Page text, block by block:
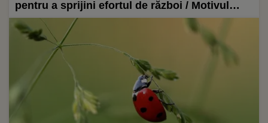
pentru a sprijini efortul de război / Motivul
pentru care fermierii din Spania sunt
nemulțumiți